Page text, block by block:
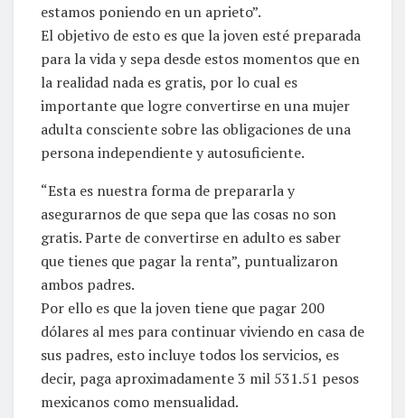
estamos poniendo en un aprieto”.
El objetivo de esto es que la joven esté preparada
para la vida y sepa desde estos momentos que en
la realidad nada es gratis, por lo cual es
importante que logre convertirse en una mujer
adulta consciente sobre las obligaciones de una
persona independiente y autosuficiente.
“Esta es nuestra forma de prepararla y
asegurarnos de que sepa que las cosas no son
gratis. Parte de convertirse en adulto es saber
que tienes que pagar la renta”, puntualizaron
ambos padres.
Por ello es que la joven tiene que pagar 200
dólares al mes para continuar viviendo en casa de
sus padres, esto incluye todos los servicios, es
decir, paga aproximadamente 3 mil 531.51 pesos
mexicanos como mensualidad.